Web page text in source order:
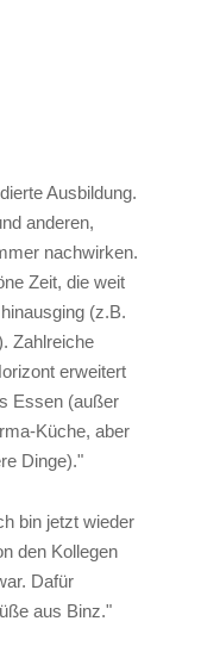
Ausbildung.
anderen,
nachwirken.
Zeit, die weit
(z.B.
Zahlreiche
erweitert
Essen (außer
Küche, aber
Dinge)."
bin jetzt wieder
den Kollegen
Dafür
aus Binz."